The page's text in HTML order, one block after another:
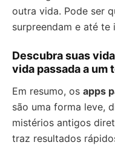
outra vida. Pode ser
surpreendam e até te
Descubra suas
vida passada a um
Em resumo, os apps
são uma forma leve,
mistérios antigos
traz resultados